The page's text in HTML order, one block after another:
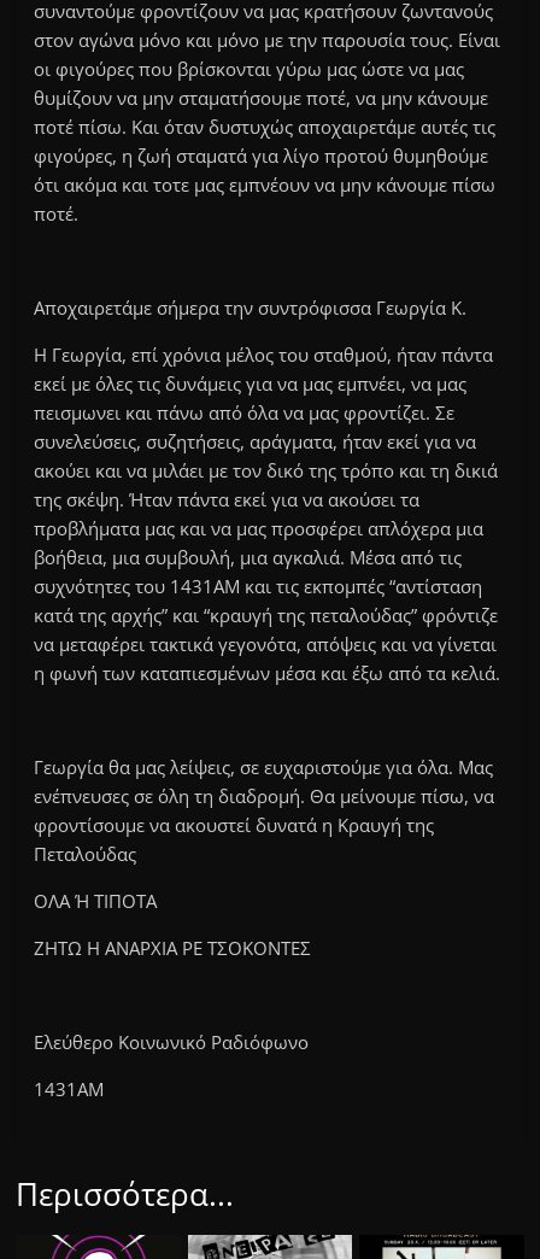
συναντούμε φροντίζουν να μας κρατήσουν ζωντανούς
στον αγώνα μόνο και μόνο με την παρουσία τους. Είναι
οι φιγούρες που βρίσκονται γύρω μας ώστε να μας
θυμίζουν να μην σταματήσουμε ποτέ, να μην κάνουμε
ποτέ πίσω. Και όταν δυστυχώς αποχαιρετάμε αυτές τις
φιγούρες, η ζωή σταματά για λίγο προτού θυμηθούμε
ότι ακόμα και τοτε μας εμπνέουν να μην κάνουμε πίσω
ποτέ.
Αποχαιρετάμε σήμερα την συντρόφισσα Γεωργία Κ.
Η Γεωργία, επί χρόνια μέλος του σταθμού, ήταν πάντα
εκεί με όλες τις δυνάμεις για να μας εμπνέει, να μας
πεισμωνει και πάνω από όλα να μας φροντίζει. Σε
συνελεύσεις, συζητήσεις, αράγματα, ήταν εκεί για να
ακούει και να μιλάει με τον δικό της τρόπο και τη δικιά
της σκέψη. Ήταν πάντα εκεί για να ακούσει τα
προβλήματα μας και να μας προσφέρει απλόχερα μια
βοήθεια, μια συμβουλή, μια αγκαλιά. Μέσα από τις
συχνότητες του 1431ΑΜ και τις εκπομπές “αντίσταση
κατά της αρχής” και “κραυγή της πεταλούδας” φρόντιζε
να μεταφέρει τακτικά γεγονότα, απόψεις και να γίνεται
η φωνή των καταπιεσμένων μέσα και έξω από τα κελιά.
Γεωργία θα μας λείψεις, σε ευχαριστούμε για όλα. Μας
ενέπνευσες σε όλη τη διαδρομή. Θα μείνουμε πίσω, να
φροντίσουμε να ακουστεί δυνατά η Κραυγή της
Πεταλούδας
ΟΛΑ Ή ΤΙΠΟΤΑ
ΖΗΤΩ Η ΑΝΑΡΧΙΑ ΡΕ ΤΣΟΚΟΝΤΕΣ
Ελεύθερο Κοινωνικό Ραδιόφωνο
1431ΑΜ
Περισσότερα...